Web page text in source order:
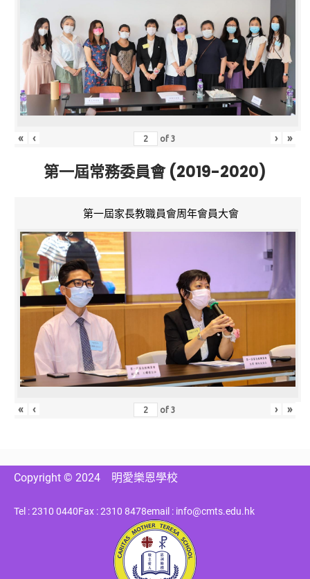
« ‹ of3 › »
第一屆常務委員會 (2019-2020)
第一屆家長教職員會周年會員大會
« ‹ of3 › »
Copyright © 2024 明愛樂恩學校
Tel : 2310 0440Fax : 2310 8478email : info@cmts.edu.hk